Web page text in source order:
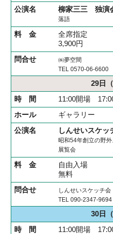
柳家三三 独演
落語
全席指定
3,900円
㈱夢空間
TEL 0570-06-6600
29日
11:00開場
ギャラリー
しんせいスケッ
昭和54年創立の野
展覧会
自由入場
無料
しんせいスケッチ会
TEL 090-2347-9694
30日
11:00開場